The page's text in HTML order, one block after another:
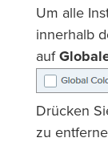
Um alle
innerhalb
auf
Drücken
zu